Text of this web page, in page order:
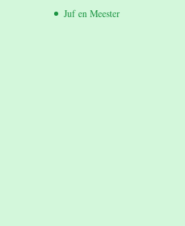
Juf en Meester